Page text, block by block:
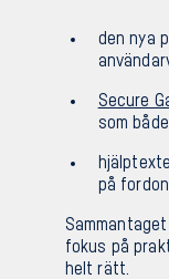
den nya
Secure
som
på
fokus på
helt rätt.